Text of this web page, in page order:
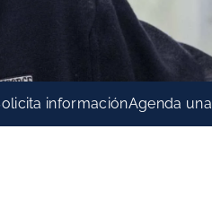
informaciónAgenda